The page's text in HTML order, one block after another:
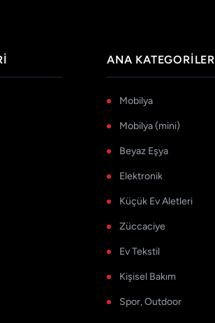
ANA KATEGORILER
Mobilya
Mobilya (mini)
Beyaz Eşya
Elektronik
Küçük Ev Aletleri
Züccaciye
Ev Tekstil
Kişisel Bakım
Spor, Outdoor